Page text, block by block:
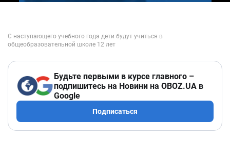
Будьте первыми в курсе главного –
подпишитесь на Новини на OBOZ.UA в
Google
Подписаться